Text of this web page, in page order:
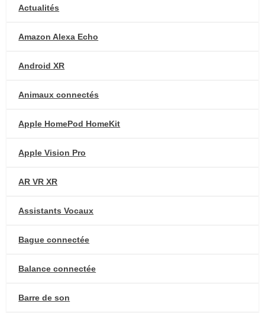
Actualités
Amazon Alexa Echo
Android XR
Animaux connectés
Apple HomePod HomeKit
Apple Vision Pro
AR VR XR
Assistants Vocaux
Bague connectée
Balance connectée
Barre de son